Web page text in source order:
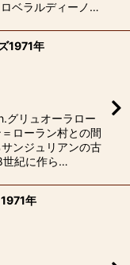
ベラルディーノ…
1971年
グリュオーラロー
ローラン村との間
ンジュリアンの古
世紀に作ら…
年